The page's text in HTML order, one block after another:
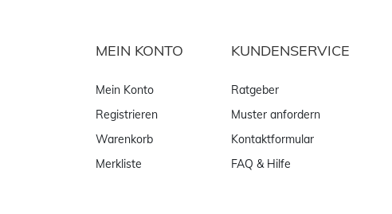
MEIN KONTO
Mein Konto
Registrieren
Warenkorb
Merkliste
KUNDENSERVICE
Ratgeber
Muster anfordern
Kontaktformular
FAQ & Hilfe